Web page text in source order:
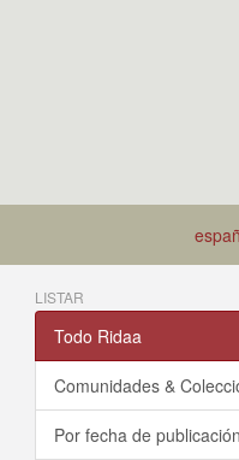
LISTAR
Todo Ridaa
Comunidades &
Por fecha de publicación